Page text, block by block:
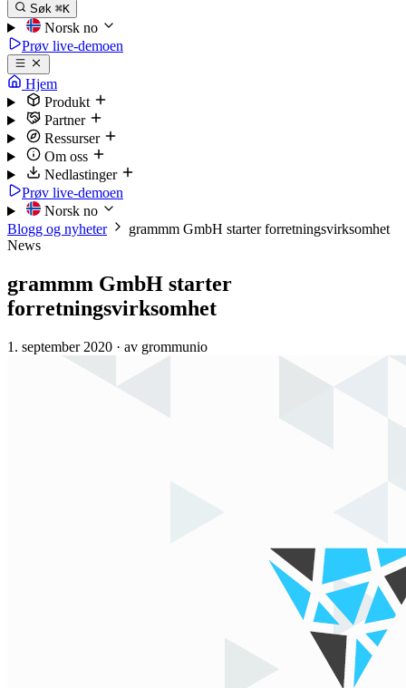
Søk ⌘K
Norsk no
Prøv live-demoen
Hjem
Produkt
Partner
Ressurser
Om oss
Nedlastinger
Prøv live-demoen
Norsk no
Blogg og nyheter
grammm GmbH starter forretningsvirksomhet
News
grammm GmbH starter
forretningsvirksomhet
1. september 2020 · av grommunio